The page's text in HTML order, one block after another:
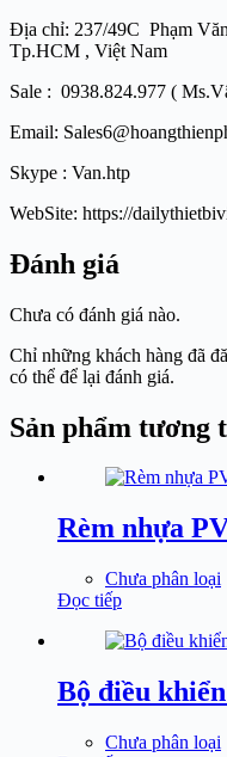
Địa chỉ: 237/49C Phạm
Tp.HCM , Việt Nam
Sale : 0938.824.977 (
Email:
Skype :
WebSite: https://
Đánh giá
Chưa có đánh giá nào.
Chỉ những khách hàng đã
có thể để lại đánh giá.
Sản phẩm tương
Rèm nhựa
Chưa phân loại
Đọc tiếp
Bộ điều
Chưa phân loại